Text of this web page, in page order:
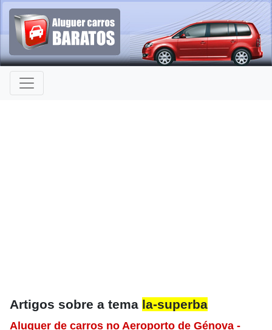
Artigos sobre a tema la-superba
Aluguer de carros no Aeroporto de Génova -